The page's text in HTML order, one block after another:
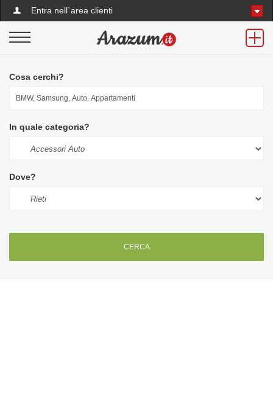
Entra nell`area clienti
Cosa cerchi?
In quale categoria?
Dove?
CERCA